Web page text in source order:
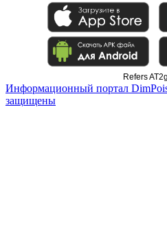
Refers
Информационный портал
защищены